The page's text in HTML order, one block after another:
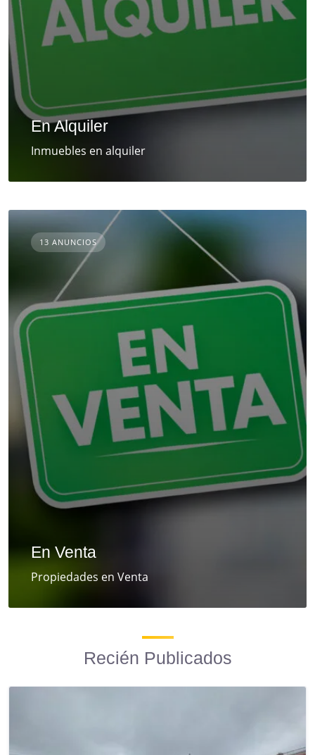
En Alquiler
Inmuebles en alquiler
13 ANUNCIOS
En Venta
Propiedades en Venta
Recién Publicados